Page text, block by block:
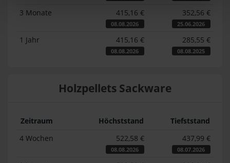
3 Monate 415,16 €
08.08.2026
352,56 €
25.06.2026
1 Jahr 415,16 €
08.08.2026
285,55 €
08.08.2025
Holzpellets Sackware
Zeitraum Höchststand
Tiefststand
4 Wochen
522,58 €
08.08.2026
437,99 €
08.07.2026